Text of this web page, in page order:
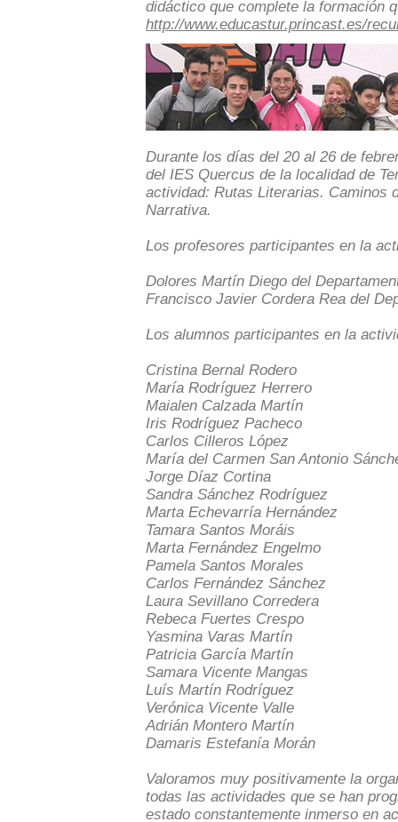
didáctico que complete la formación
http://www.educastur.princast.es/
Durante los días del 20 al 26 de
del IES Quercus de la localidad de
actividad: Rutas Literarias. Caminos
Narrativa.
Los profesores participantes en la
Dolores Martín Diego del
Francisco Javier Cordera Rea del
Los alumnos participantes en la
Cristina Bernal Rodero
María Rodríguez Herrero
Maialen Calzada Martín
Iris Rodríguez Pacheco
Carlos Cilleros López
María del Carmen San Antonio
Jorge Díaz Cortina
Sandra Sánchez Rodríguez
Marta Echevarría Hernández
Tamara Santos Moráis
Marta Fernández Engelmo
Pamela Santos Morales
Carlos Fernández Sánchez
Laura Sevillano Corredera
Rebeca Fuertes Crespo
Yasmina Varas Martín
Patricia García Martín
Samara Vicente Mangas
Luís Martín Rodríguez
Verónica Vicente Valle
Adrián Montero Martín
Damaris Estefanía Morán
Valoramos muy positivamente la
todas las actividades que se han
estado constantemente inmerso en